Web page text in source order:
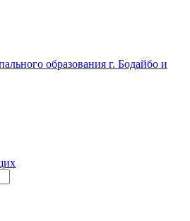
образования г. Бодайбо и